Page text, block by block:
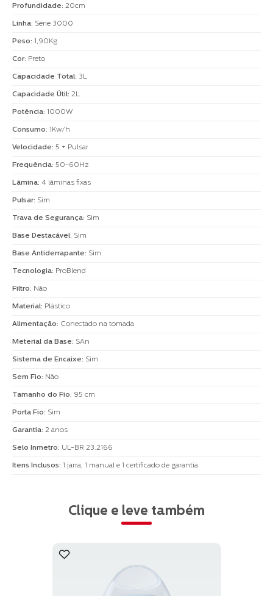
Profundidade: 20cm
Linha: Série 3000
Peso: 1,90Kg
Cor: Preto
Capacidade Total: 3L
Capacidade Útil: 2L
Potência: 1000W
Consumo: 1Kw/h
Velocidade: 5 + Pulsar
Frequência: 50-60Hz
Lâmina: 4 lâminas fixas
Pulsar: Sim
Trava de Segurança: Sim
Base Destacável: Sim
Base Antiderrapante: Sim
Tecnologia: ProBlend
Filtro: Não
Material: Plástico
Alimentação: Conectado na tomada
Meterial da Base: SAn
Sistema de Encaixe: Sim
Sem Fio: Não
Tamanho do Fio: 95 cm
Porta Fio: Sim
Garantia: 2 anos
Selo Inmetro: UL-BR 23.2166
Itens Inclusos: 1 jarra, 1 manual e 1 certificado de garantia
Clique e leve também